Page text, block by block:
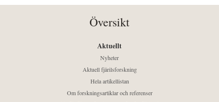
Översikt
Aktuellt
Nyheter
Aktuell fjärilsforskning
Hela artikellistan
Om forskningsartiklar och referenser